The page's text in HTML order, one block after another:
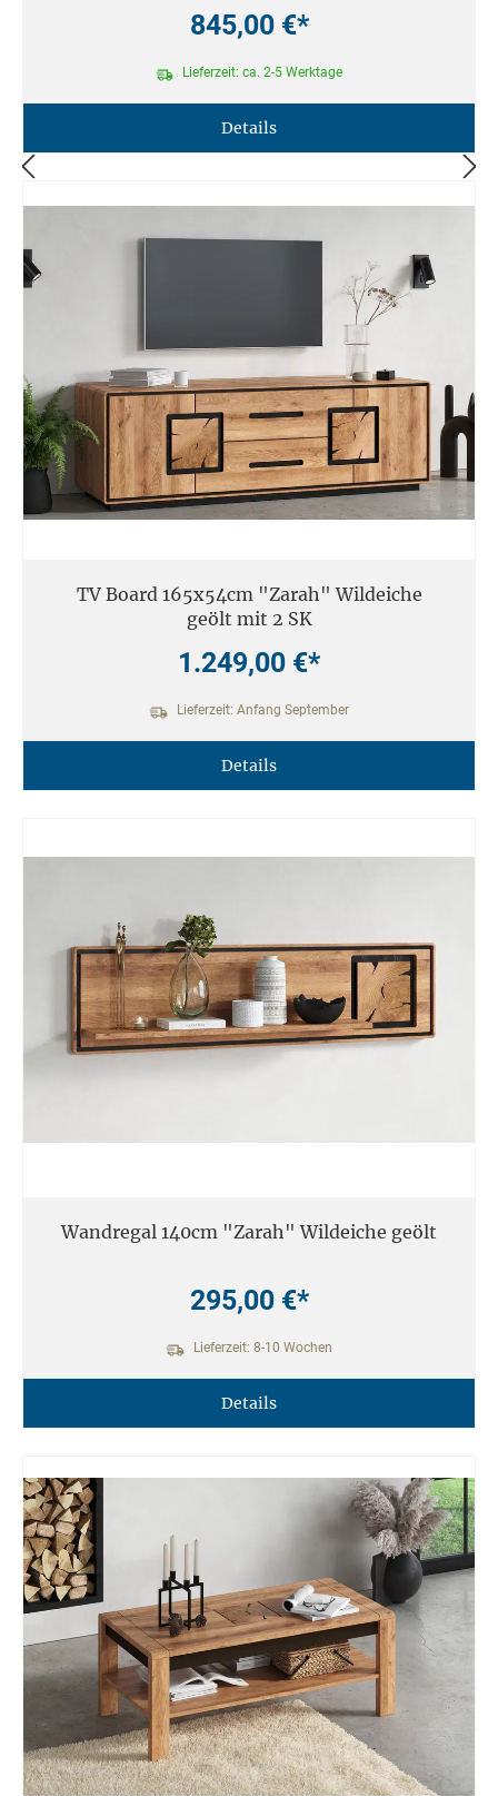
845,00 €*
Lieferzeit: ca. 2-5 Werktage
Details
TV Board 165x54cm "Zarah" Wildeiche
geölt mit 2 SK
1.249,00 €*
Lieferzeit: Anfang September
Details
Wandregal 140cm "Zarah" Wildeiche geölt
295,00 €*
Lieferzeit: 8-10 Wochen
Details